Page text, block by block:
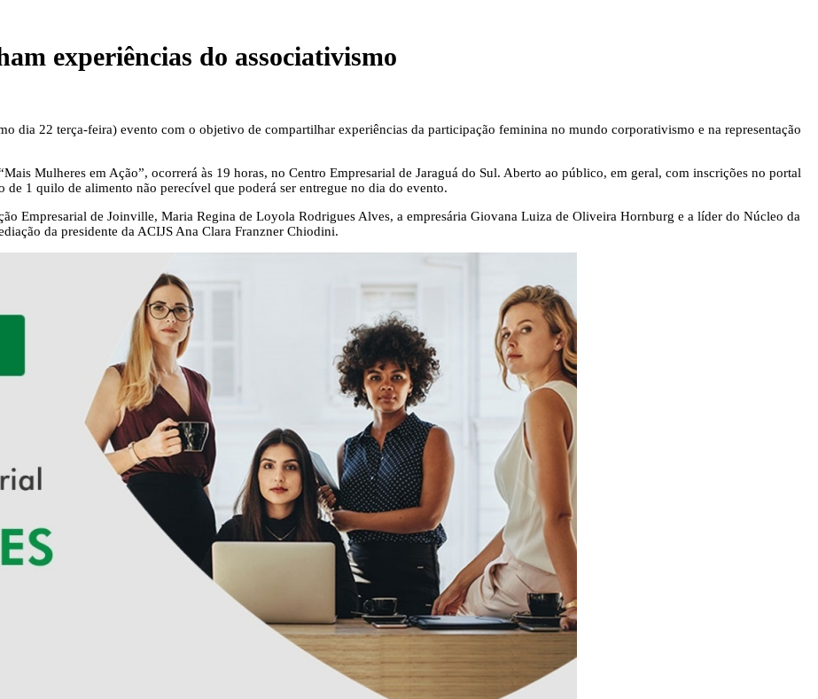
experiências do associativismo
dia 22 terça-feira) evento com o objetivo de compartilhar experiências da participação feminina no mundo corporativismo e na representação
Mulheres em Ação”, ocorrerá às 19 horas, no Centro Empresarial de Jaraguá do Sul. Aberto ao público, em geral, com inscrições no portal
1 quilo de alimento não perecível que poderá ser entregue no dia do evento.
Empresarial de Joinville, Maria Regina de Loyola Rodrigues Alves, a empresária Giovana Luiza de Oliveira Hornburg e a líder do Núcleo da
da presidente da ACIJS Ana Clara Franzner Chiodini.